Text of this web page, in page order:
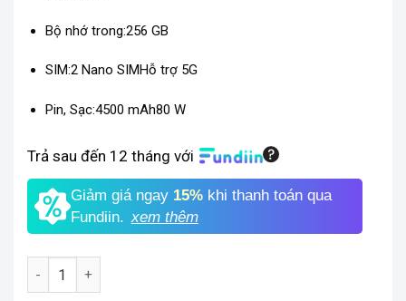
Bộ nhớ trong:256 GB
SIM:2 Nano SIMHỗ trợ 5G
Pin, Sạc:4500 mAh80 W
Trả sau đến 12 tháng với
Giảm giá ngay 15%khi thanh toán qua
Fundiin. xem thêm
OPPO RENO 8 5G số lượng